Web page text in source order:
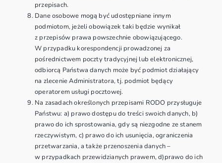
przepisach.
Dane osobowe mogą być udostępniane innym
podmiotom, jeżeli obowiązek taki będzie wynikał
z przepisów prawa powszechnie obowiązującego.
W przypadku korespondencji prowadzonej za
pośrednictwem poczty tradycyjnej lub elektronicznej,
odbiorcą Państwa danych może być podmiot działający
na zlecenie Administratora, tj. podmiot będący
operatorem usługi pocztowej.
Na zasadach określonych przepisami RODO przysługuje
Państwu: a) prawo dostępu do treści swoich danych, b)
prawo do ich sprostowania, gdy są niezgodne ze stanem
rzeczywistym, c) prawo do ich usunięcia, ograniczenia
przetwarzania, a także przenoszenia danych –
w przypadkach przewidzianych prawem, d)prawo do ich